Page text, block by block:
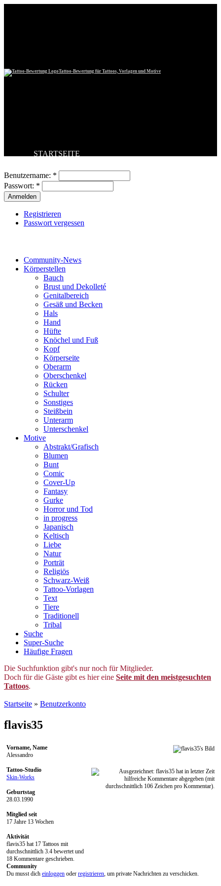
Tattoo-Bewertung für Tattoos, Vorlagen und Motive
STARTSEITE
BESTE TATTOOS
NEUESTE TATTOOS
KOMMENTARE
FORUM
Benutzername: *
Passwort: *
Registrieren
Passwort vergessen
Community-News
Körperstellen
Bauch
Brust und Dekolleté
Genitalbereich
Gesäß und Becken
Hals
Hand
Hüfte
Knöchel und Fuß
Kopf
Körperseite
Oberarm
Oberschenkel
Rücken
Schulter
Sonstiges
Steißbein
Unterarm
Unterschenkel
Motive
Abstrakt/Grafisch
Blumen
Bunt
Comic
Cover-Up
Fantasy
Gurke
Horror und Tod
in progress
Japanisch
Keltisch
Liebe
Natur
Porträt
Religiös
Schwarz-Weiß
Tattoo-Vorlagen
Text
Tiere
Traditionell
Tribal
Suche
Super-Suche
Häufige Fragen
Die Suchfunktion gibt's nur noch für Mitglieder.
Doch für die Gäste gibt es hier eine Seite mit den meistgesuchten
Tattoos.
Startseite » Benutzerkonto
flavis35
Vorname, Name
Alessandro
Tattoo-Studio
Skin-Works
Geburtstag
28.03.1990
Mitglied seit
17 Jahre 13 Wochen
Aktivität
flavis35 hat 17 Tattoos mit
durchschnittlich 3.4 bewertet und
18 Kommentare geschrieben.
Community
Du musst dich einloggen oder registrieren , um private Nachrichten zu verschicken.